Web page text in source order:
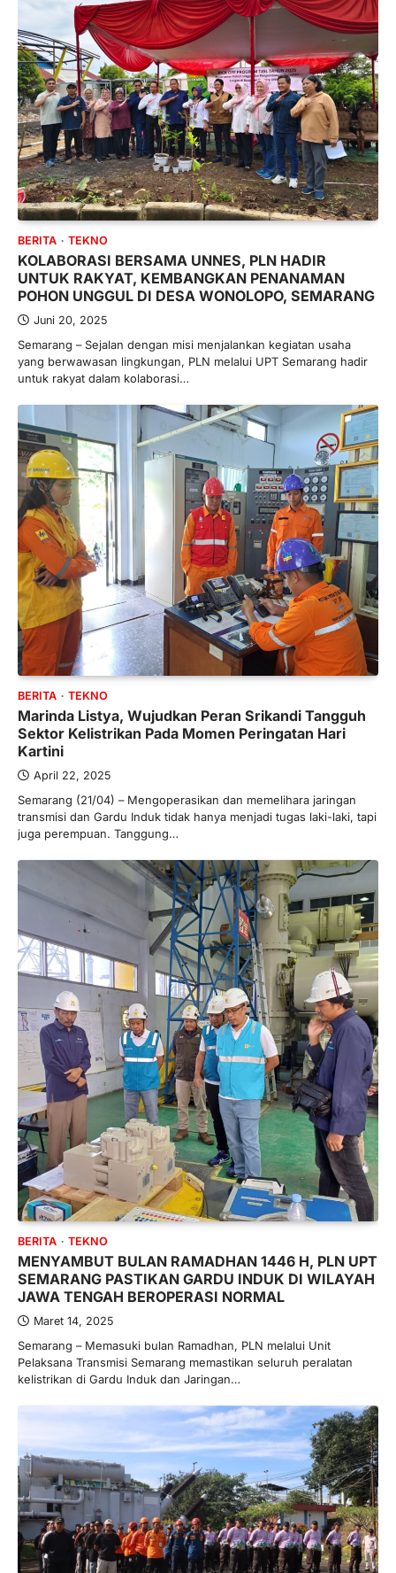
BERITA TEKNO
KOLABORASI BERSAMA UNNES, PLN HADIR
UNTUK RAKYAT, KEMBANGKAN PENANAMAN
POHON UNGGUL DI DESA WONOLOPO, SEMARANG
Juni 20, 2025
Semarang – Sejalan dengan misi menjalankan kegiatan usaha
yang berwawasan lingkungan, PLN melalui UPT Semarang hadir
untuk rakyat dalam kolaborasi…
BERITA TEKNO
Marinda Listya, Wujudkan Peran Srikandi Tangguh
Sektor Kelistrikan Pada Momen Peringatan Hari
Kartini
April 22, 2025
Semarang (21/04) – Mengoperasikan dan memelihara jaringan
transmisi dan Gardu Induk tidak hanya menjadi tugas laki-laki, tapi
juga perempuan. Tanggung…
BERITA TEKNO
MENYAMBUT BULAN RAMADHAN 1446 H, PLN UPT
SEMARANG PASTIKAN GARDU INDUK DI WILAYAH
JAWA TENGAH BEROPERASI NORMAL
Maret 14, 2025
Semarang – Memasuki bulan Ramadhan, PLN melalui Unit
Pelaksana Transmisi Semarang memastikan seluruh peralatan
kelistrikan di Gardu Induk dan Jaringan…